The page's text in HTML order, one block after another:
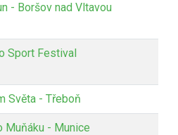
- Boršov nad Vltavou
Sport Festival
Světa - Třeboň
Muňáku - Munice